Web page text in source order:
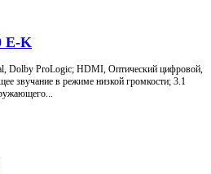
E-K
Dolby ProLogic; HDMI, Оптический цифровой,
звучание в режиме низкой громкости; 3.1